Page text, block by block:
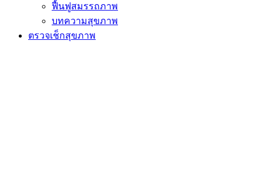
ฟื้นฟูสมรรถภาพ
บทความสุขภาพ
ตรวจเช็กสุขภาพ